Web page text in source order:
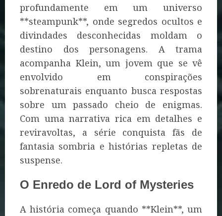
profundamente em um universo
**steampunk**, onde segredos ocultos e
divindades desconhecidas moldam o
destino dos personagens. A trama
acompanha Klein, um jovem que se vê
envolvido em conspirações
sobrenaturais enquanto busca respostas
sobre um passado cheio de enigmas.
Com uma narrativa rica em detalhes e
reviravoltas, a série conquista fãs de
fantasia sombria e histórias repletas de
suspense.
O Enredo de Lord of Mysteries
A história começa quando **Klein**, um